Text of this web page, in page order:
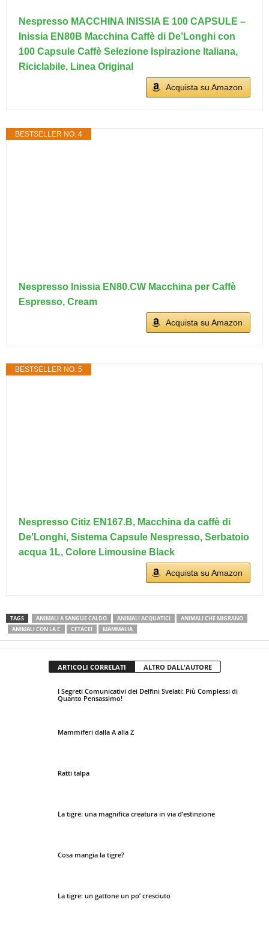
Nespresso MACCHINA INISSIA E 100 CAPSULE –
Inissia EN80B Macchina Caffè di De’Longhi con
100 Capsule Caffè Selezione Ispirazione Italiana,
Riciclabile, Linea Original
Acquista su Amazon
BESTSELLER NO. 4
Nespresso Inissia EN80.CW Macchina per Caffè
Espresso, Cream
Acquista su Amazon
BESTSELLER NO. 5
Nespresso Citiz EN167.B, Macchina da caffè di
De'Longhi, Sistema Capsule Nespresso, Serbatoio
acqua 1L, Colore Limousine Black
Acquista su Amazon
TAGS ANIMALI A SANGUE CALDO ANIMALI ACQUATICI
ANIMALI CHE MIGRANO
ANIMALI CON LA C
CETACEI MAMMALIA
ARTICOLI CORRELATI ALTRO DALL'AUTORE
I Segreti Comunicativi dei Delfini Svelati: Più Complessi di
Quanto Pensassimo!
Mammiferi dalla A alla Z
Ratti talpa
La tigre: una magnifica creatura in via d’estinzione
Cosa mangia la tigre?
La tigre: un gattone un po’ cresciuto